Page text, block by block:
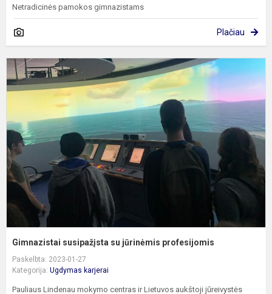
Netradicinės pamokos gimnazistams
Plačiau
Gimnazistai susipažįsta su jūrinėmis profesijomis
Paskelbta: 2023-01-27
Kategorija: Ugdymas karjerai
Pauliaus Lindenau mokymo centras ir Lietuvos aukštoji jūreivystės